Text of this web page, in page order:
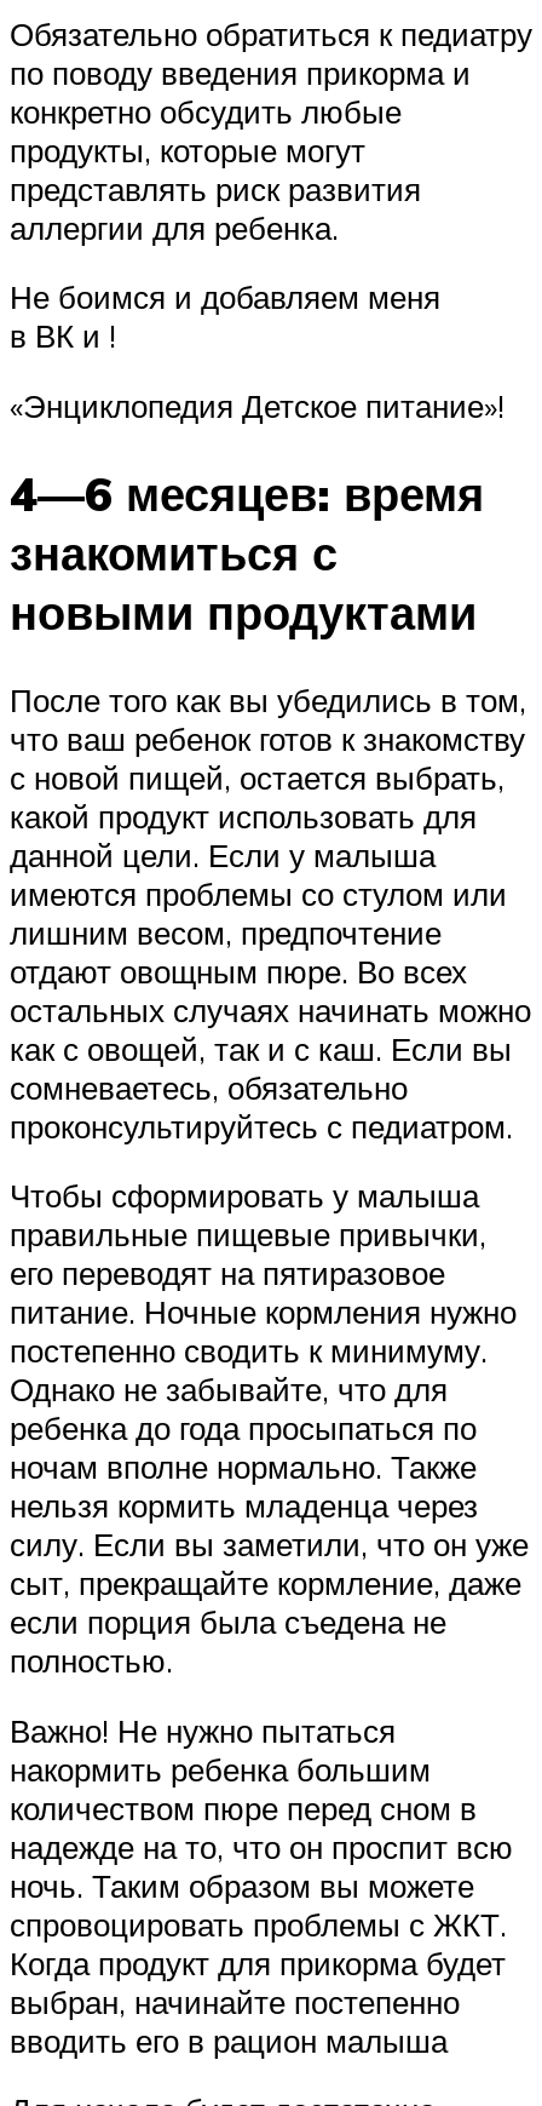
Обязательно обратиться к педиатру
по поводу введения прикорма и
конкретно обсудить любые
продукты, которые могут
представлять риск развития
аллергии для ребенка.
Не боимся и добавляем меня
в ВК и !
«Энциклопедия Детское питание»!
4—6 месяцев: время
знакомиться с
новыми продуктами
После того как вы убедились в том,
что ваш ребенок готов к знакомству
с новой пищей, остается выбрать,
какой продукт использовать для
данной цели. Если у малыша
имеются проблемы со стулом или
лишним весом, предпочтение
отдают овощным пюре. Во всех
остальных случаях начинать можно
как с овощей, так и с каш. Если вы
сомневаетесь, обязательно
проконсультируйтесь с педиатром.
Чтобы сформировать у малыша
правильные пищевые привычки,
его переводят на пятиразовое
питание. Ночные кормления нужно
постепенно сводить к минимуму.
Однако не забывайте, что для
ребенка до года просыпаться по
ночам вполне нормально. Также
нельзя кормить младенца через
силу. Если вы заметили, что он уже
сыт, прекращайте кормление, даже
если порция была съедена не
полностью.
Важно! Не нужно пытаться
накормить ребенка большим
количеством пюре перед сном в
надежде на то, что он проспит всю
ночь. Таким образом вы можете
спровоцировать проблемы с ЖКТ.
Когда продукт для прикорма будет
выбран, начинайте постепенно
вводить его в рацион малыша